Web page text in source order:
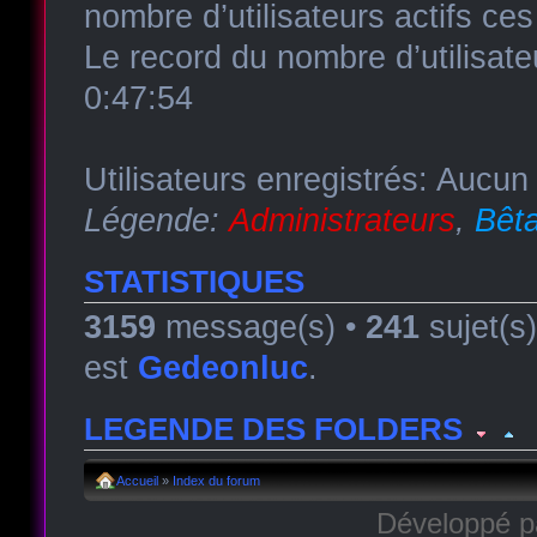
nombre d’utilisateurs actifs
Le record du nombre
0:47:54
Utilisateurs enregistrés:
Légende:Administrateurs,
STATISTIQUES
3159 message(s) • 241
est Gedeonluc.
LEGENDE DES FOLDERS
Forum avec sous-
Accueil » Index du forum
Développé